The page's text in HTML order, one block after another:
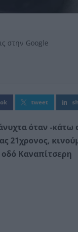
στην Google
tweet
όταν -κάτω
21χρονος,
Καναπίτσερη